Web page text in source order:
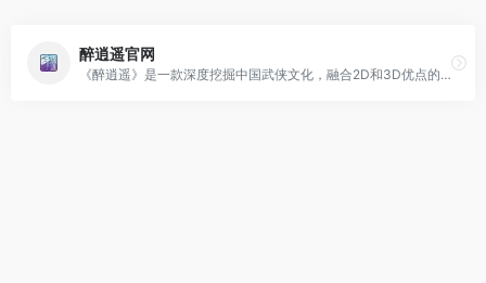
醉逍遥官网
《醉逍遥》是一款深度挖掘中国武侠文化，融合2D和3D优点的网络游戏，提供全新的千人竞技模式和三大阵营，带来了久违的经典武侠世界，曾荣获2010年中国年度最佳2.5D网络游戏和年度十大最受欢迎网络游戏奖项。